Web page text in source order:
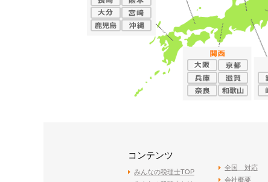
コンテンツ
みんなの税理士TOP
全国 対応
会社概要